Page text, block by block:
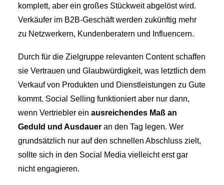
komplett, aber ein großes Stückweit abgelöst wird.
Verkäufer im B2B-Geschäft werden zukünftig mehr
zu Netzwerkern, Kundenberatern und Influencern.
Durch für die Zielgruppe relevanten Content schaffen
sie Vertrauen und Glaubwürdigkeit, was letztlich dem
Verkauf von Produkten und Dienstleistungen zu Gute
kommt. Social Selling funktioniert aber nur dann,
wenn Vertriebler ein ausreichendes Maß an
Geduld und Ausdauer an den Tag legen. Wer
grundsätzlich nur auf den schnellen Abschluss zielt,
sollte sich in den Social Media vielleicht erst gar
nicht engagieren.